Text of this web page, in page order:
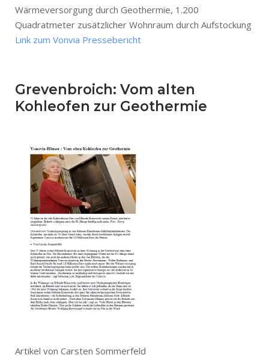
Wärmeversorgung durch Geothermie, 1.200
Quadratmeter zusätzlicher Wohnraum durch Aufstockung
Link zum Vonvia Pressebericht
Grevenbroich: Vom alten
Kohleofen zur Geothermie
Artikel von Carsten Sommerfeld